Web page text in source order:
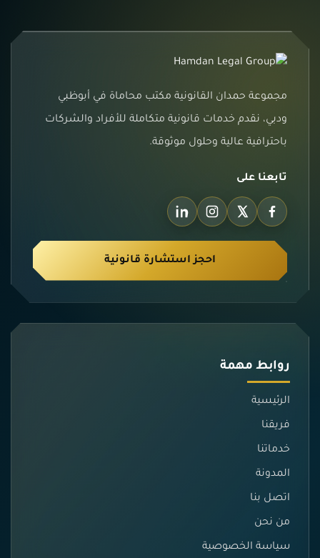
مجموعة حمدان القانونية مكتب محاماة في أبوظبي
ودبي، نقدم خدمات قانونية متكاملة للأفراد والشركات
باحترافية عالية وحلول موثوقة.
تابعنا على
احجز استشارة قانونية
روابط مهمة
الرئيسية
فريقنا
خدماتنا
المدونة
اتصل بنا
من نحن
سياسة الخصوصية